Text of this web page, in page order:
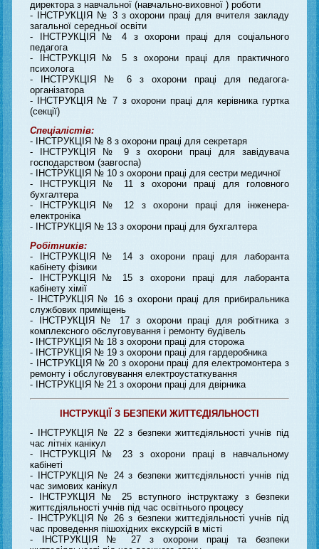
директора з навчальної (навчально-виховної ) роботи
- ІНСТРУКЦІЯ № 3 з охорони праці для вчителя закладу
загальної середньої освіти
- ІНСТРУКЦІЯ № 4 з охорони праці для соціального
педагога
- ІНСТРУКЦІЯ № 5 з охорони праці для практичного
психолога
- ІНСТРУКЦІЯ № 6 з охорони праці для педагога-
організатора
- ІНСТРУКЦІЯ № 7 з охорони праці для керівника гуртка
(секції)
Спеціалістів:
- ІНСТРУКЦІЯ № 8 з охорони праці для секретаря
- ІНСТРУКЦІЯ № 9 з охорони праці для завідувача
господарством (завгоспа)
- ІНСТРУКЦІЯ № 10 з охорони праці для сестри медичної
- ІНСТРУКЦІЯ № 11 з охорони праці для головного
бухгалтера
- ІНСТРУКЦІЯ № 12 з охорони праці для інженера-
електроніка
- ІНСТРУКЦІЯ № 13 з охорони праці для бухгалтера
Робітників:
- ІНСТРУКЦІЯ № 14 з охорони праці для лаборанта
кабінету фізики
- ІНСТРУКЦІЯ № 15 з охорони праці для лаборанта
кабінету хімії
- ІНСТРУКЦІЯ № 16 з охорони праці для прибиральника
службових приміщень
- ІНСТРУКЦІЯ № 17 з охорони праці для робітника з
комплексного обслуговування і ремонту будівель
- ІНСТРУКЦІЯ № 18 з охорони праці для сторожа
- ІНСТРУКЦІЯ № 19 з охорони праці для гардеробника
- ІНСТРУКЦІЯ № 20 з охорони праці для електромонтера з
ремонту і обслуговування електроустаткування
- ІНСТРУКЦІЯ № 21 з охорони праці для двірника
ІНСТРУКЦІЇ З БЕЗПЕКИ ЖИТТЄДІЯЛЬНОСТІ
- ІНСТРУКЦІЯ № 22 з безпеки життєдіяльності учнів під
час літніх канікул
- ІНСТРУКЦІЯ № 23 з охорони праці в навчальному
кабінеті
- ІНСТРУКЦІЯ № 24 з безпеки життєдіяльності учнів під
час зимових канікул
- ІНСТРУКЦІЯ № 25 вступного інструктажу з безпеки
життєдіяльності учнів під час освітнього процесу
- ІНСТРУКЦІЯ № 26 з безпеки життєдіяльності учнів під
час проведення пішохідних екскурсій в місті
- ІНСТРУКЦІЯ № 27 з охорони праці та безпеки